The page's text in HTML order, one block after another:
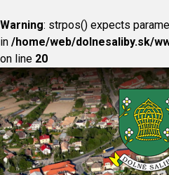
Warning: strpos() expects
in /home/web/dolnesaliby.sk/
on line 20